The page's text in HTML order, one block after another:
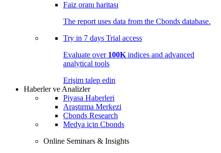
Faiz oranı haritası
The report uses data from the Cbonds database.
Try in 7 days Trial access
Evaluate over 100K indices and advanced
analytical tools
Erişim talep edin
Haberler ve Analizler
Piyasa Haberleri
Araştırma Merkezi
Cbonds Research
Medya için Cbonds
Online Seminars & Insights